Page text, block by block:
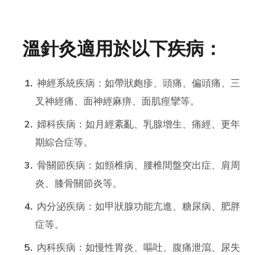
溫針灸適用於以下疾病：
神經系統疾病：如帶狀皰疹、頭痛、偏頭痛、三
叉神經痛、面神經麻痹、面肌痙攣等。
婦科疾病：如月經紊亂、乳腺增生、痛經、更年
期綜合症等。
骨關節疾病：如頸椎病、腰椎間盤突出症、肩周
炎、膝骨關節炎等。
內分泌疾病：如甲狀腺功能亢進、糖尿病、肥胖
症等。
內科疾病：如慢性胃炎、嘔吐、腹痛泄瀉、尿失